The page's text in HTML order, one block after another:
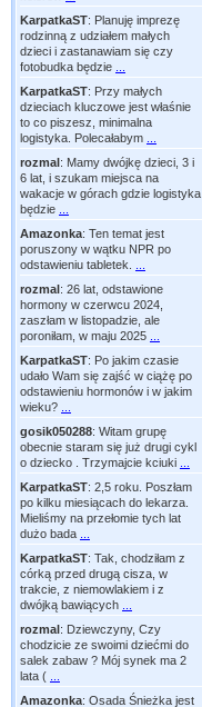
KarpatkaST: Planuję imprezę
rodzinną z udziałem małych
dzieci i zastanawiam się czy
fotobudka będzie
KarpatkaST: Przy małych
dzieciach kluczowe jest właśnie
to co piszesz, minimalna
logistyka. Polecałabym
rozmal: Mamy dwójkę dzieci, 3 i
6 lat, i szukam miejsca na
wakacje w górach gdzie logistyka
będzie
Amazonka: Ten temat jest
poruszony w wątku NPR po
odstawieniu tabletek.
rozmal: 26 lat, odstawione
hormony w czerwcu 2024,
zaszłam w listopadzie, ale
poroniłam, w maju 2025
KarpatkaST: Po jakim czasie
udało Wam się zajść w ciążę po
odstawieniu hormonów i w jakim
wieku?
gosik050288: Witam grupę
obecnie staram się już drugi cykl
o dziecko . Trzymajcie kciuki
KarpatkaST: 2,5 roku. Poszłam
po kilku miesiącach do lekarza.
Mieliśmy na przełomie tych lat
dużo bada
KarpatkaST: Tak, chodziłam z
córką przed drugą cisza, w
trakcie, z niemowlakiem i z
dwójką bawiących
rozmal: Dziewczyny, Czy
chodzicie ze swoimi dziećmi do
salek zabaw ? Mój synek ma 2
lata (
Amazonka: Osada Śnieżka jest